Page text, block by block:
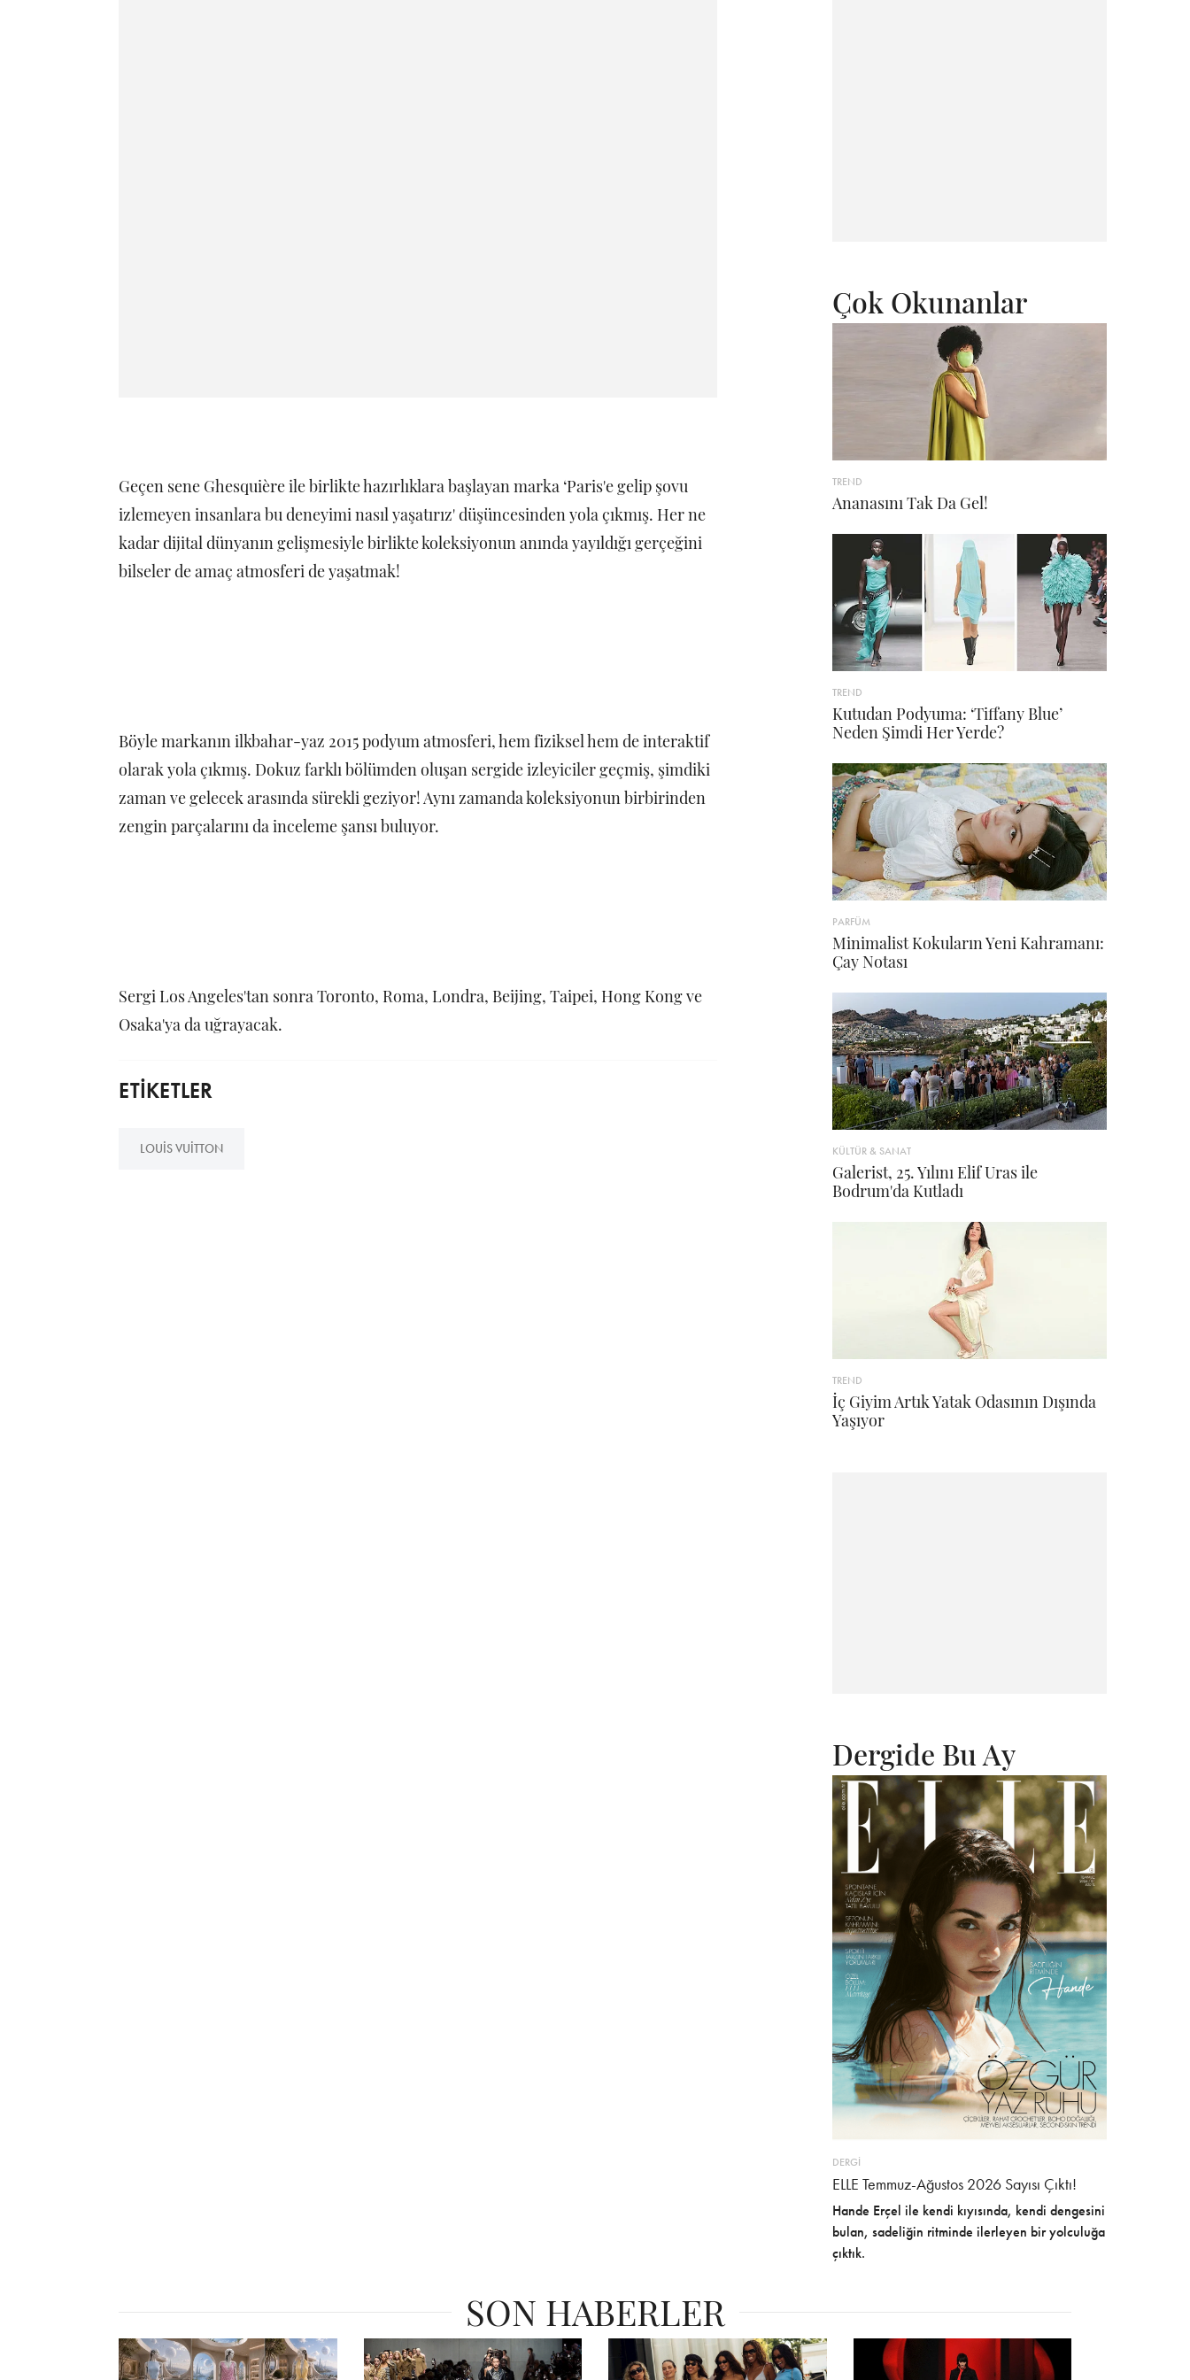
Geçen sene Ghesquière ile birlikte hazırlıklara başlayan marka ‘Paris'e gelip şovu
izlemeyen insanlara bu deneyimi nasıl yaşatırız' düşüncesinden yola çıkmış. Her ne
kadar dijital dünyanın gelişmesiyle birlikte koleksiyonun anında yayıldığı gerçeğini
bilseler de amaç atmosferi de yaşatmak!
Böyle markanın ilkbahar-yaz 2015 podyum atmosferi, hem fiziksel hem de interaktif
olarak yola çıkmış. Dokuz farklı bölümden oluşan sergide izleyiciler geçmiş, şimdiki
zaman ve gelecek arasında sürekli geziyor! Aynı zamanda koleksiyonun birbirinden
zengin parçalarını da inceleme şansı buluyor.
Sergi Los Angeles'tan sonra Toronto, Roma, Londra, Beijing, Taipei, Hong Kong ve
Osaka'ya da uğrayacak.
ETİKETLER
LOUIS VUITTON
Çok Okunanlar
TREND
Ananasını Tak Da Gel!
TREND
Kutudan Podyuma: ‘Tiffany Blue’
Neden Şimdi Her Yerde?
PARFÜM
Minimalist Kokuların Yeni Kahramanı:
Çay Notası
KÜLTÜR & SANAT
Galerist, 25. Yılını Elif Uras ile
Bodrum'da Kutladı
TREND
İç Giyim Artık Yatak Odasının Dışında
Yaşıyor
Dergide Bu Ay
DERGİ
ELLE Temmuz-Ağustos 2026 Sayısı Çıktı!
Hande Erçel ile kendi kıyısında, kendi dengesini
bulan, sadeliğin ritminde ilerleyen bir yolculuğa
çıktık.
SON HABERLER